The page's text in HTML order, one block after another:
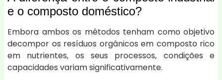
e o composto doméstico?
Embora ambos os métodos tenham como objetivo
decompor os resíduos orgânicos em composto rico
em nutrientes, os seus processos, condições e
capacidades variam significativamente.